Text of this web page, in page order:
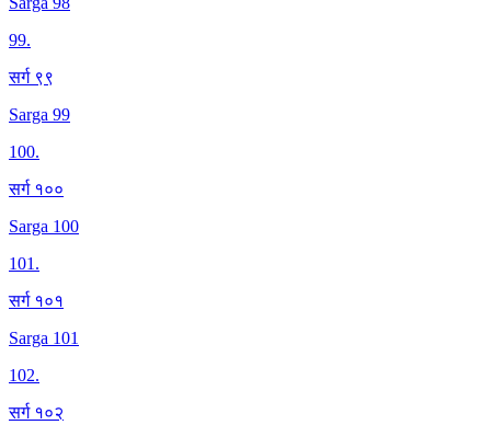
99.
सर्ग ९९
Sarga 99
100.
सर्ग १००
Sarga 100
101.
सर्ग १०१
Sarga 101
102.
सर्ग १०२